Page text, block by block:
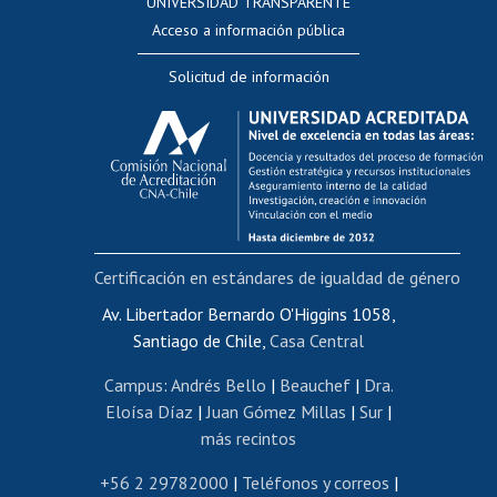
Evaluación docente
Calificación académica
Postulación al AUCAI
Funcionarias/os
Cursos internos de capacitación
Bienestar del personal
Portal de movilidad interna
Certificado de renta
Certificado de renta honorarios
Editar páginas blancas
Extranjeras/os
Revalidación y reconocimiento de títulos
Acceso a información pública
Solicitud de información
Av. Libertador Bernardo O'Higgins 1058,
Santiago de Chile, Casa Central
Campus: Andrés Bello | Beauchef| Dra.
Eloísa Díaz |Juan Gómez Millas | Sur |
más recintos
+56 2 29782000 | Teléfonos y correos |
Certificación en estándares de igualdad de género